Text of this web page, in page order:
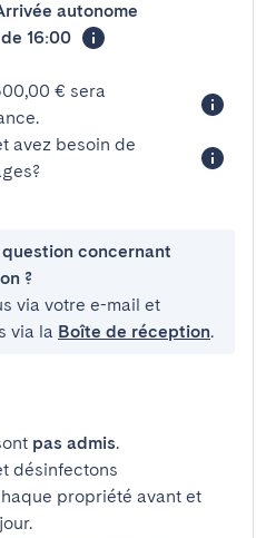
autonome
16:00
€ sera
avez besoin de
question concernant
?
via votre e-mail et
via la Boîte de réception.
pas admis.
désinfectons
propriété avant et